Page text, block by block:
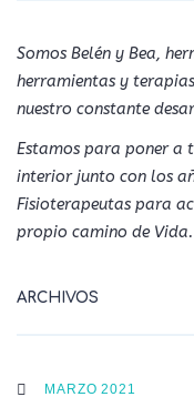
Somos Belén y Bea,
herramientas y
nuestro constante
Estamos para poner a
interior junto con los
Fisioterapeutas para
propio camino de Vida.
ARCHIVOS
MARZO 2021